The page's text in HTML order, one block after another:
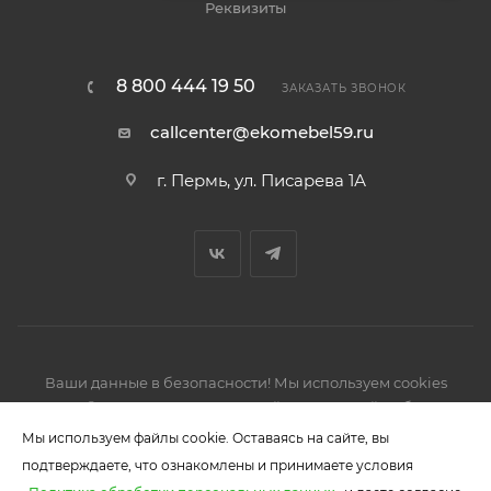
Реквизиты
8 800 444 19 50 ЗАКАЗАТЬ ЗВОНОК
callcenter@ekomebel59.ru
г. Пермь, ул. Писарева 1А
Ваши данные в безопасности! Мы используем cookies
2026 © Производство кухонной и корпусной мебели,
шкафов-купе.
Мы используем файлы cookie. Оставаясь на сайте, вы
подтверждаете, что ознакомлены и принимаете условия